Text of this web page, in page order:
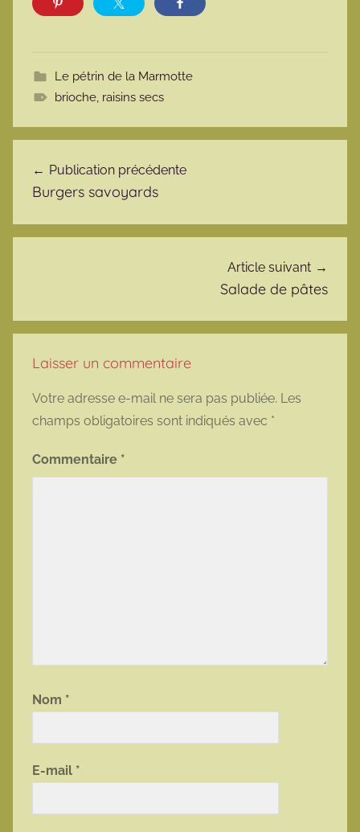
Le pétrin de la Marmotte
brioche, raisins secs
Publication précédente
Burgers savoyards
Article suivant
Salade de pâtes
Laisser un commentaire
Votre adresse e-mail ne sera pas publiée. Les
champs obligatoires sont indiqués avec *
Commentaire *
Nom *
E-mail *